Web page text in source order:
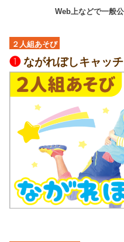
Web上などで一般
２人組あそび
❶ながれぼしキャッチ